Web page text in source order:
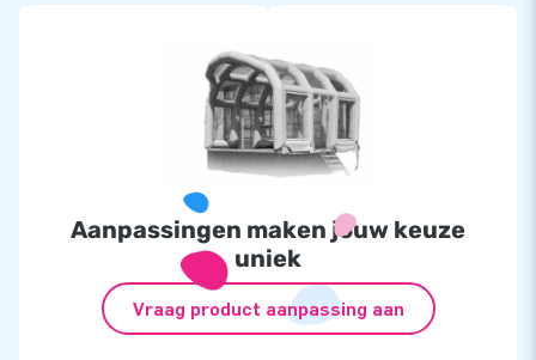
Aanpassingen maken jouw keuze
uniek
Vraag product aanpassing aan